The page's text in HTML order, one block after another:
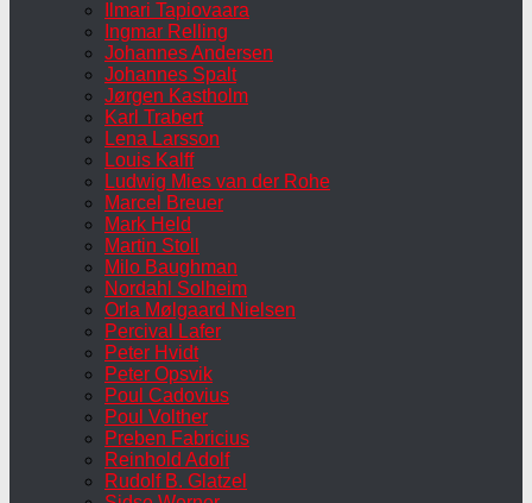
Ilmari Tapiovaara
Ingmar Relling
Johannes Andersen
Johannes Spalt
Jørgen Kastholm
Karl Trabert
Lena Larsson
Louis Kalff
Ludwig Mies van der Rohe
Marcel Breuer
Mark Held
Martin Stoll
Milo Baughman
Nordahl Solheim
Orla Mølgaard Nielsen
Percival Lafer
Peter Hvidt
Peter Opsvik
Poul Cadovius
Poul Volther
Preben Fabricius
Reinhold Adolf
Rudolf B. Glatzel